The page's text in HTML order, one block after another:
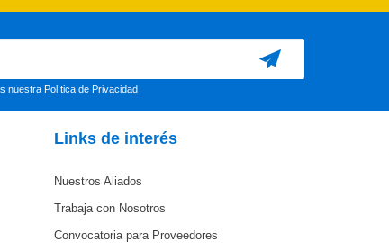
nuestra Política de Privacidad
Links de interés
Nuestros Aliados
Trabaja con Nosotros
Convocatoria para Proveedores